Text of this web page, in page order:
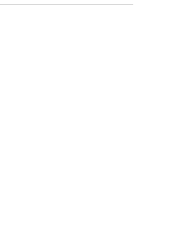
affascinante profumo.